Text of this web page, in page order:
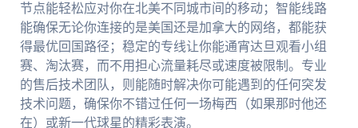
节点能轻松应对你在北美不同城市间的移动；智能线路
能确保无论你连接的是美国还是加拿大的网络，都能获
得最优回国路径；稳定的专线让你能通宵达旦观看小组
赛、淘汰赛，而不用担心流量耗尽或速度被限制。专业
的售后技术团队，则能随时解决你可能遇到的任何突发
技术问题，确保你不错过任何一场梅西（如果那时他还
在）或新一代球星的精彩表演。